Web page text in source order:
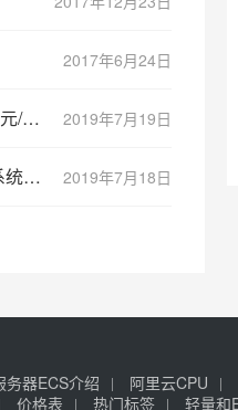
2017年6月24日
2019年7月19日
阿里云独享虚拟主机优惠价206元/年新用户3年享3.5折
2019年7月18日
阿里云虚拟主机如何选择操作系统Linux还是Windows？
务器ECS介绍 阿里云CPU
价格表 热门标签 轻量和